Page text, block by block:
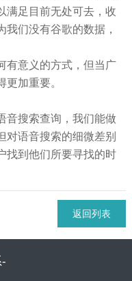
满足目前无处可去，收
我们没有谷歌的数据，
有意义的方式，但当广
加重要。
音搜索查询，我们能做
对语音搜索的细微差别
找到他们所要寻找的时
返回列表